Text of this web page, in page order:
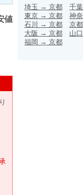
値
埼玉 → 京都 千葉
東京 → 京都 神奈
石川
→ 京都 京都
大阪 → 京都 山口
福岡 → 京都